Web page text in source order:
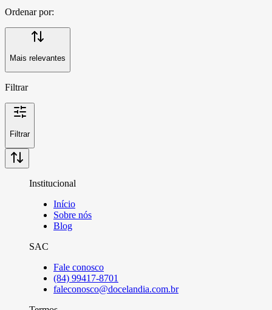
Ordenar por:
Mais relevantes
Filtrar
Filtrar
Institucional
Início
Sobre nós
Blog
SAC
Fale conosco
(84) 99417-8701
faleconosco@docelandia.com.br